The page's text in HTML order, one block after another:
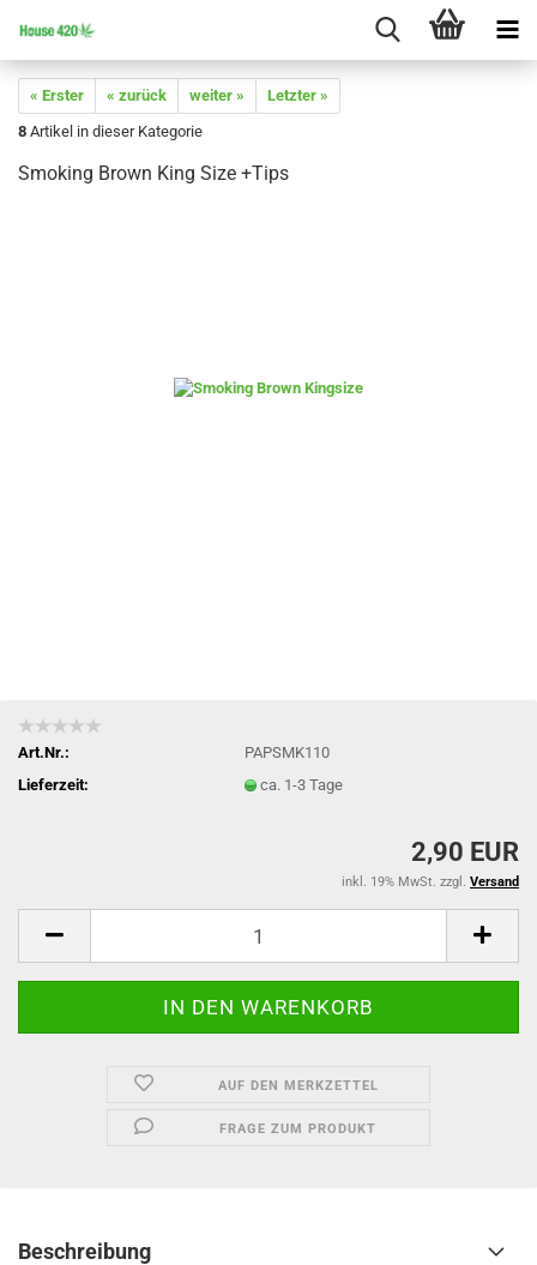
« Erster « zurück weiter »
Letzter »
8 Artikel in dieser Kategorie
Smoking Brown King Size +Tips
Art.Nr.:
PAPSMK110
Lieferzeit:
ca. 1-3 Tage
2,90 EUR
inkl. 19% MwSt. zzgl. Versand
AUF DEN MERKZETTEL
FRAGE ZUM PRODUKT
Beschreibung